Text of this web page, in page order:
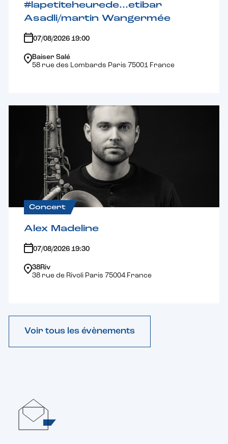
#lapetiteheurede…etibar
Asadli/martin Wangermée
07/08/2026 19:00
Baiser Salé
58 rue des Lombards Paris 75001 France
Concert
Alex Madeline
07/08/2026 19:30
38Riv
38 rue de Rivoli Paris 75004 France
Voir tous les évènements